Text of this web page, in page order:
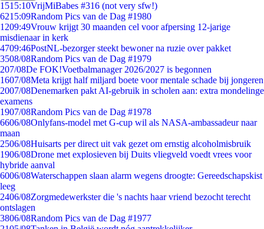
1515:10VrijMiBabes #316 (not very sfw!)
6215:09Random Pics van de Dag #1980
1209:49Vrouw krijgt 30 maanden cel voor afpersing 12-jarige
misdienaar in kerk
4709:46PostNL-bezorger steekt bewoner na ruzie over pakket
3508/08Random Pics van de Dag #1979
207/08De FOK!Voetbalmanager 2026/2027 is begonnen
1607/08Meta krijgt half miljard boete voor mentale schade bij jongeren
2007/08Denemarken pakt AI-gebruik in scholen aan: extra mondelinge
examens
1907/08Random Pics van de Dag #1978
6606/08Onlyfans-model met G-cup wil als NASA-ambassadeur naar
maan
2506/08Huisarts per direct uit vak gezet om ernstig alcoholmisbruik
1906/08Drone met explosieven bij Duits vliegveld voedt vrees voor
hybride aanval
6006/08Waterschappen slaan alarm wegens droogte: Gereedschapskist
leeg
2406/08Zorgmedewerkster die 's nachts haar vriend bezocht terecht
ontslagen
3806/08Random Pics van de Dag #1977